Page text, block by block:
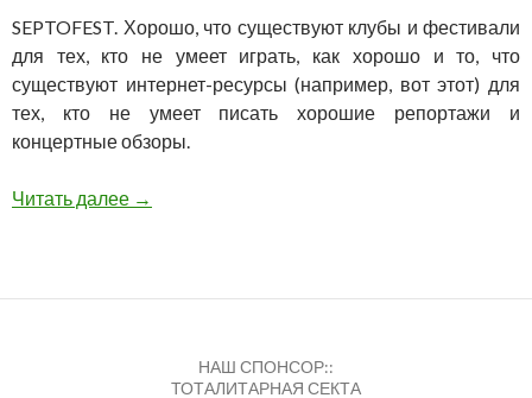
SEPTOFEST. Хорошо, что существуют клубы и фестивали
для тех, кто не умеет играть, как хорошо и то, что
существуют интернет-ресурсы (например, вот этот) для
тех, кто не умеет писать хорошие репортажи и
концертные обзоры.
Читать далее 25 сентября | SEPTOFEST`15 | Doska Club
→
НАШ СПОНСОР::
ТОТАЛИТАРНАЯ СЕКТА